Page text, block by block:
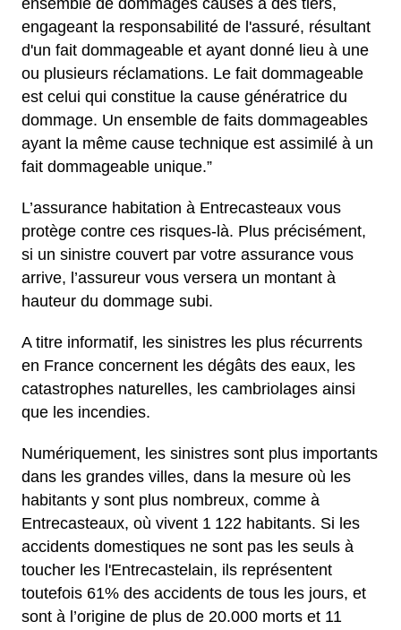
ensemble de dommages causés à des tiers,
engageant la responsabilité de l'assuré, résultant
d'un fait dommageable et ayant donné lieu à une
ou plusieurs réclamations. Le fait dommageable
est celui qui constitue la cause génératrice du
dommage. Un ensemble de faits dommageables
ayant la même cause technique est assimilé à un
fait dommageable unique.”
L’assurance habitation à Entrecasteaux vous
protège contre ces risques-là. Plus précisément,
si un sinistre couvert par votre assurance vous
arrive, l’assureur vous versera un montant à
hauteur du dommage subi.
A titre informatif, les sinistres les plus récurrents
en France concernent les dégâts des eaux, les
catastrophes naturelles, les cambriolages ainsi
que les incendies.
Numériquement, les sinistres sont plus importants
dans les grandes villes, dans la mesure où les
habitants y sont plus nombreux, comme à
Entrecasteaux, où vivent 1 122 habitants. Si les
accidents domestiques ne sont pas les seuls à
toucher les l'Entrecastelain, ils représentent
toutefois 61% des accidents de tous les jours, et
sont à l’origine de plus de 20.000 morts et 11